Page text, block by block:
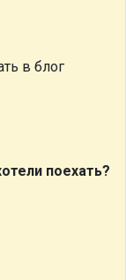
в блог
поехать?